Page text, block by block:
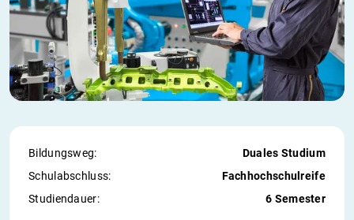
Bildungsweg:
Duales Studium
Schul­abschluss:
Fachhochschulreife
Studiendauer:
6 Semester